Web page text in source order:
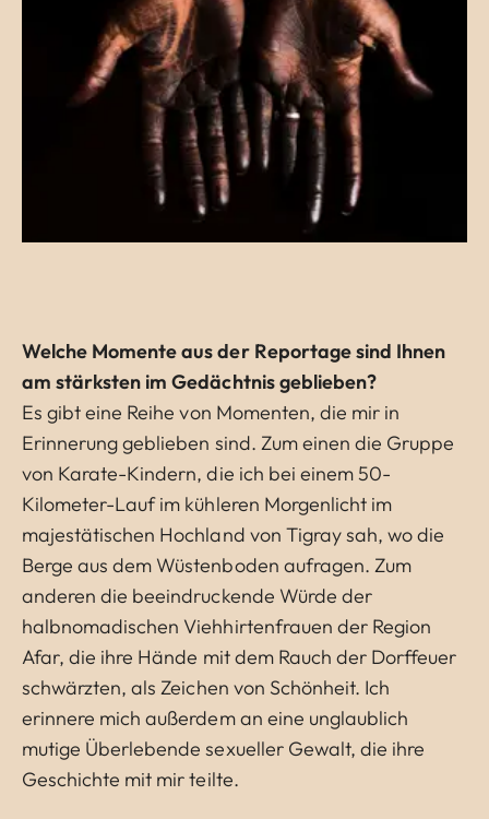
Welche Momente aus der Reportage sind Ihnen
am stärksten im Gedächtnis geblieben?
Es gibt eine Reihe von Momenten, die mir in
Erinnerung geblieben sind. Zum einen die Gruppe
von Karate-Kindern, die ich bei einem 50-
Kilometer-Lauf im kühleren Morgenlicht im
majestätischen Hochland von Tigray sah, wo die
Berge aus dem Wüstenboden aufragen. Zum
anderen die beeindruckende Würde der
halbnomadischen Viehhirtenfrauen der Region
Afar, die ihre Hände mit dem Rauch der Dorffeuer
schwärzten, als Zeichen von Schönheit. Ich
erinnere mich außerdem an eine unglaublich
mutige Überlebende sexueller Gewalt, die ihre
Geschichte mit mir teilte.